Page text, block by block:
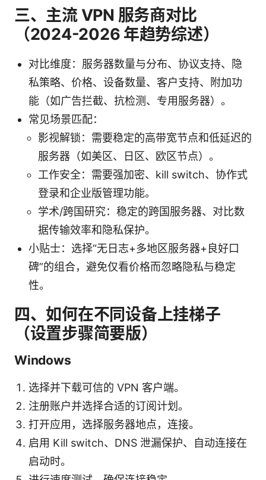
三、主流 VPN 服务商对比
（2024-2026 年趋势综述）
对比维度：服务器数量与分布、协议支持、隐
私策略、价格、设备数量、客户支持、附加功
能（如广告拦截、抗检测、专用服务器）。
常见场景匹配：
影视解锁：需要稳定的高带宽节点和低延迟的
服务器（如美区、日区、欧区节点）。
工作安全：需要强加密、kill switch、协作式
登录和企业版管理功能。
学术/跨国研究：稳定的跨国服务器、对比数
据传输效率和隐私保护。
小贴士：选择“无日志+多地区服务器+良好口
碑”的组合，避免仅看价格而忽略隐私与稳定
性。
四、如何在不同设备上挂梯子
（设置步骤简要版）
Windows
选择并下载可信的 VPN 客户端。
注册账户并选择合适的订阅计划。
打开应用，选择服务器地点，连接。
启用 Kill switch、DNS 泄漏保护、自动连接在
启动时。